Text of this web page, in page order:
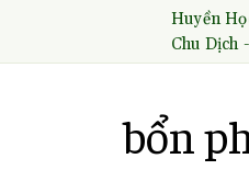
Huyền
Chu Dịch
bổn